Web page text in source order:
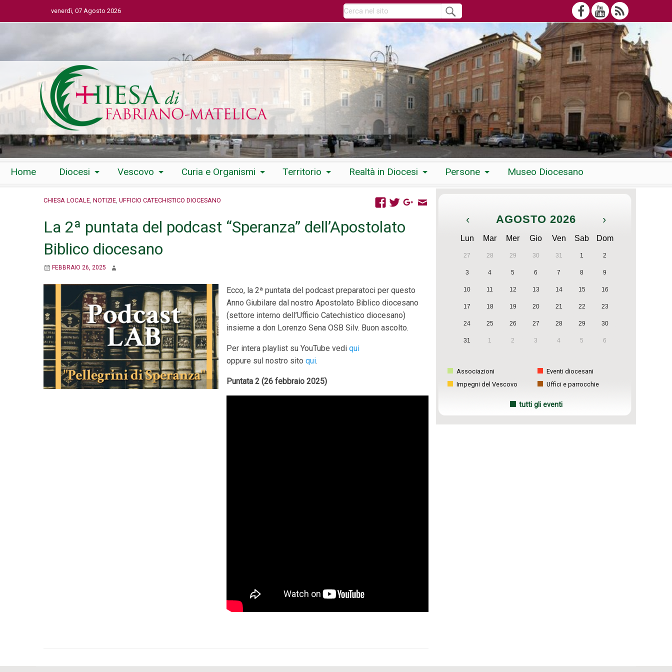
venerdì, 07 Agosto 2026
Home Diocesi Vescovo Curia e Organismi Territorio Realtà in Diocesi Persone Museo Diocesano
CHIESA LOCALE NOTIZIE UFFICIO CATECHISTICO DIOCESANO
La 2ª puntata del podcast “Speranza” dell’Apostolato
Biblico diocesano
FEBBRAIO 26, 2025
Ecco, la 2ª puntata del podcast preparatoci per questo
Anno Giubilare dal nostro Apostolato Biblico diocesano
(settore interno dell’Ufficio Catechistico diocesano)
insieme a don Lorenzo Sena OSB Silv. Buon ascolto.
Per intera playlist su YouTube vedi qui
oppure sul nostro sito qui.
Puntata 2 (26 febbraio 2025)
‹ AGOSTO 2026 ›
Lun Mar Mer Gio Ven Sab Dom
27 28 29 30 31 1 2
3 4 5 6 7 8 9
10 11 12 13 14 15 16
17 18 19 20 21 22 23
24 25 26 27 28 29 30
31 1 2 3 4 5 6
Associazioni
Eventi diocesani
Impegni del Vescovo
Uffici e parrocchie
tutti gli eventi